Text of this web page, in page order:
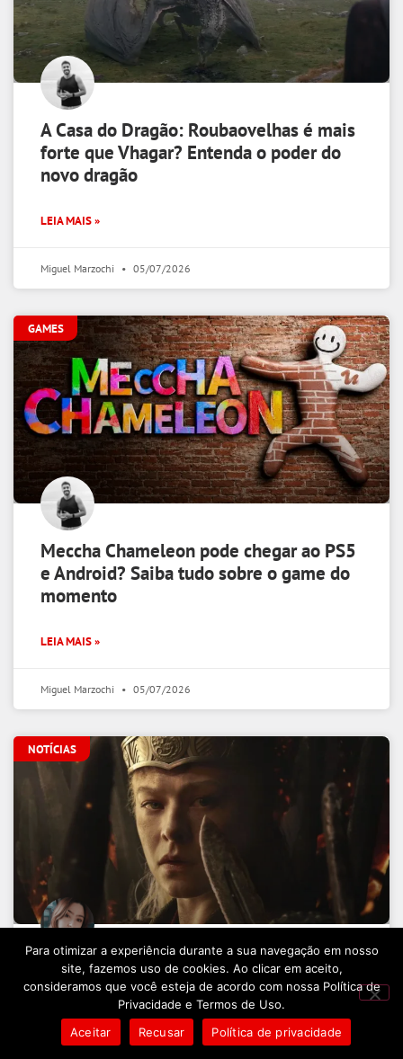
A Casa do Dragão: Roubaovelhas é mais
forte que Vhagar? Entenda o poder do
novo dragão
LEIA MAIS »
Miguel Marzochi 05/07/2026
GAMES
Meccha Chameleon pode chegar ao PS5
e Android? Saiba tudo sobre o game do
momento
LEIA MAIS »
Miguel Marzochi 05/07/2026
NOTÍCIAS
House of the Dragon: 3ª temporada
quebra uma tradição de Game of
Thrones
Para otimizar a experiência durante a sua navegação em nosso
site, fazemos uso de cookies. Ao clicar em aceito,
consideramos que você esteja de acordo com nossa Política de
Privacidade e Termos de Uso.
Aceitar
Recusar Política de privacidade